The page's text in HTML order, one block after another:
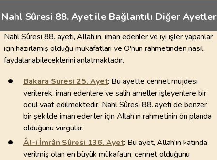
Nahl Sûresi 88. Ayet ile Bağlantılı Diğer Ayetler
Nahl Sûresi 88. ayeti, Allah’ın, iman edenler ve iyi işler yapanlar
için hazırlamış olduğu mükafatları ve O'nun rahmetinden nasıl
faydalanabileceklerini anlatmaktadır.
Bakara Suresi 25. Ayet: Bu ayette cennet müjdesi
verilerek, iman edenlere ve salih ameller işleyenlere bir
ödül vaat edilmektedir. Nahl Sûresi 88. ayeti de benzer
bir şekilde iman edenler için Allah’ın rahmetinin ön planda
olduğunu vurgular.
Âl-i İmrân Sûresi 136. Ayet: Bu ayet, Allah'ın katında
verilmiş olan en büyük mükafatın, cennet olduğunu